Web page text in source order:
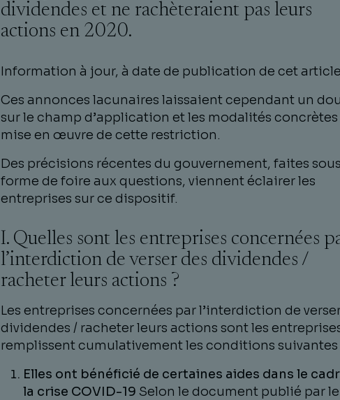
dividendes et ne rachèteraient pas leurs
actions en 2020.
Information à jour, à date de publication de cet article
Ces annonces lacunaires laissaient cependant un
sur le champ d’application et les modalités concrètes
mise en œuvre de cette restriction.
Des précisions récentes du gouvernement, faites sous
forme de foire aux questions, viennent éclairer les
entreprises sur ce dispositif.
I. Quelles sont les entreprises concernées
l’interdiction de verser des dividendes /
racheter leurs actions ?
Les entreprises concernées par l’interdiction de
dividendes / racheter leurs actions sont les
remplissent cumulativement les conditions suivantes
Elles ont bénéficié de certaines aides dans le
la crise COVID-19 Selon le document publié par le